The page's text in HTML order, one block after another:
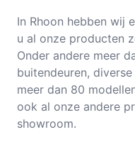
In Rhoon hebben wij
u al onze producten
Onder andere meer
buitendeuren,
meer dan 80
ook al onze andere
showroom.